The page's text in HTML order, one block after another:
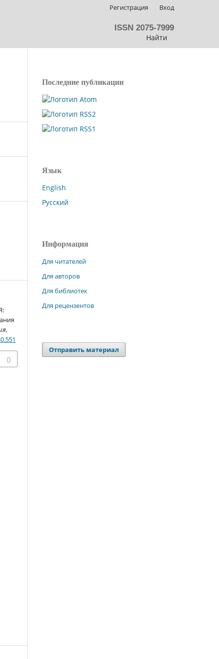
Найти
Регистрация Вход
ISSN 2075-7999
,
Последние публикации
Язык
English
Русский
Информация
Для читателей
Для авторов
Для библиотек
Для рецензентов
Отправить материал